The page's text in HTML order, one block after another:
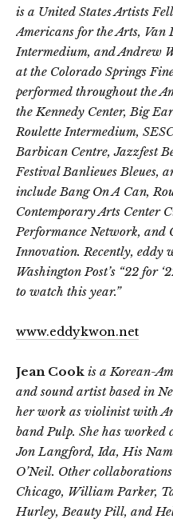
is a United States Artists
Americans for the Arts,
Intermedium, and Andrew
at the Colorado Springs
performed throughout the
the Kennedy Center, Big
Roulette Intermedium,
Barbican Centre, Jazzfest
Festival Banlieues Bleues,
include Bang On A Can,
Contemporary Arts Center
Performance Network,
Innovation. Recently, eddy
Washington Post’s “22 for
to watch this year.”
www.eddykwon.net
Jean Cook is a Korean-
and sound artist based in
her work as violinist with
band Pulp. She has
Jon Langford, Ida, His
O’Neil. Other
Chicago, William Parker,
Hurley, Beauty Pill, and